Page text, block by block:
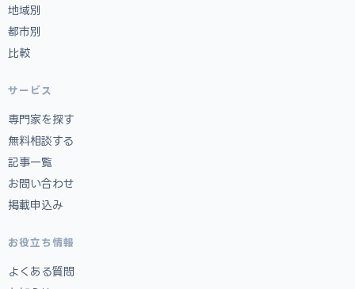
地域別
都市別
比較
サービス
専門家を探す
無料相談する
記事一覧
お問い合わせ
掲載申込み
お役立ち情報
よくある質問